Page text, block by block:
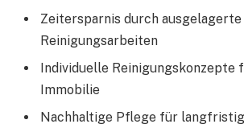
Zeitersparnis durch ausgelagerte
Reinigungsarbeiten
Individuelle Reinigungskonzepte
Immobilie
Nachhaltige Pflege für